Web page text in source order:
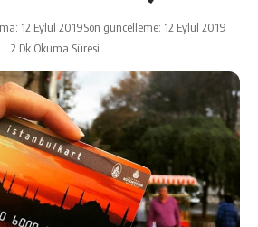
12 Eylül 2019Son güncelleme: 12 Eylül 2019
2 Dk Okuma Süresi